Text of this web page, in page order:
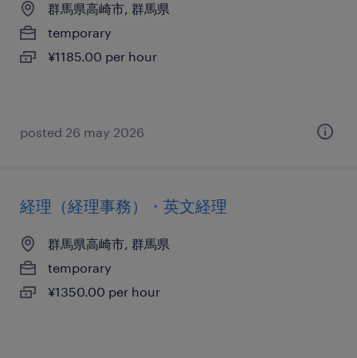
群馬県高崎市, 群馬県
temporary
¥1185.00 per hour
posted 26 may 2026
経理（経理事務）・英文経理
群馬県高崎市, 群馬県
temporary
¥1350.00 per hour